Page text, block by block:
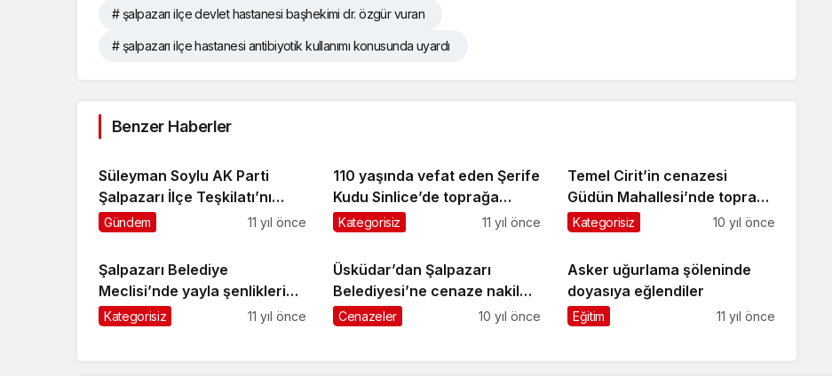
# şalpazarı ilçe devlet hastanesi başhekimi dr. özgür vuran
# şalpazarı ilçe hastanesi antibiyotik kullanımı konusunda uyardı
Benzer Haberler
Süleyman Soylu AK Parti
Şalpazarı İlçe Teşkilatı’nı
kutladı
Gündem 11 yıl önce
110 yaşında vefat eden Şerife
Kudu Sinlice’de toprağa
verildi
Kategorisiz 11 yıl önce
Temel Cirit’in cenazesi
Güdün Mahallesi’nde toprağa
verildi
Kategorisiz 10 yıl önce
Şalpazarı Belediye
Meclisi’nde yayla şenlikleri
ele alındı
Kategorisiz 11 yıl önce
Üsküdar’dan Şalpazarı
Belediyesi’ne cenaze nakil
aracı
Cenazeler 10 yıl önce
Asker uğurlama şöleninde
doyasıya eğlendiler
Eğitim 11 yıl önce